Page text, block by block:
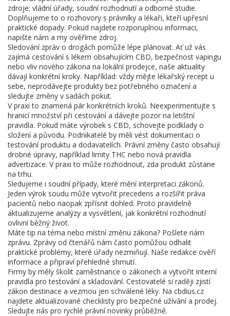
zdroje: vládní úřady, soudní rozhodnutí a odborné studie.
Doplňujeme to o rozhovory s právníky a lékaři, kteří upřesní
praktické dopady. Pokud najdete rozporuplnou informaci,
napište nám a my ověříme zdroj.
Sledování zpráv o drogách pomůže lépe plánovat. Ať už vás
zajímá cestování s lékem obsahujícím CBD, bezpečnost vapingu
nebo vliv nového zákona na lokální prodejce, naše aktuality
dávají konkrétní kroky. Například: vždy mějte lékařský recept u
sebe, neprodávejte produkty bez potřebného označení a
sledujte změny v sadách pokut.
V praxi to znamená pár konkrétních kroků. Neexperimentujte s
hranicí množství při cestování a dávejte pozor na letištní
pravidla. Pokud máte výrobek s CBD, schovejte podklady o
složení a původu. Podnikatelé by měli vést dokumentaci o
testování produktu a dodavatelích. Právní změny často obsahují
drobné úpravy, například limity THC nebo nová pravidla
advertizace. V praxi to může rozhodnout, zda produkt zůstane
na trhu.
Sledujeme i soudní případy, které mění interpretaci zákonů.
Jeden výrok soudu může vytvořit precedens a rozšířit práva
pacientů nebo naopak zpřísnit dohled. Proto pravidelně
aktualizujeme analýzy a vysvětlení, jak konkrétní rozhodnutí
ovlivní běžný život.
Máte tip na téma nebo místní změnu zákona? Pošlete nám
zprávu. Zprávy od čtenářů nám často pomůžou odhalit
praktické problémy, které úřady nezmiňují. Naše redakce ověří
informace a připraví přehledné shrnutí.
Firmy by měly školit zaměstnance o zákonech a vytvořit interní
pravidla pro testování a skladování. Cestovatelé si raději zjistí
zákon destinace a vezmou jen schválené léky. Na cbdius.cz
najdete aktualizované checklisty pro bezpečné užívání a prodej.
Sledujte nás pro rychlé právní novinky průběžně.